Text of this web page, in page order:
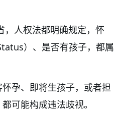
，人权法都明确规定，怀
）、是否有孩子，都属
孕、即将生孩子，或者担
可能构成违法歧视。